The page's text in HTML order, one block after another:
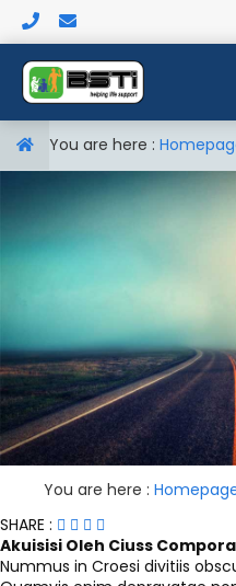
You are here :
You are here :
SHARE :
Akuisisi Oleh Ciuss
Nummus in Croesi divitiis